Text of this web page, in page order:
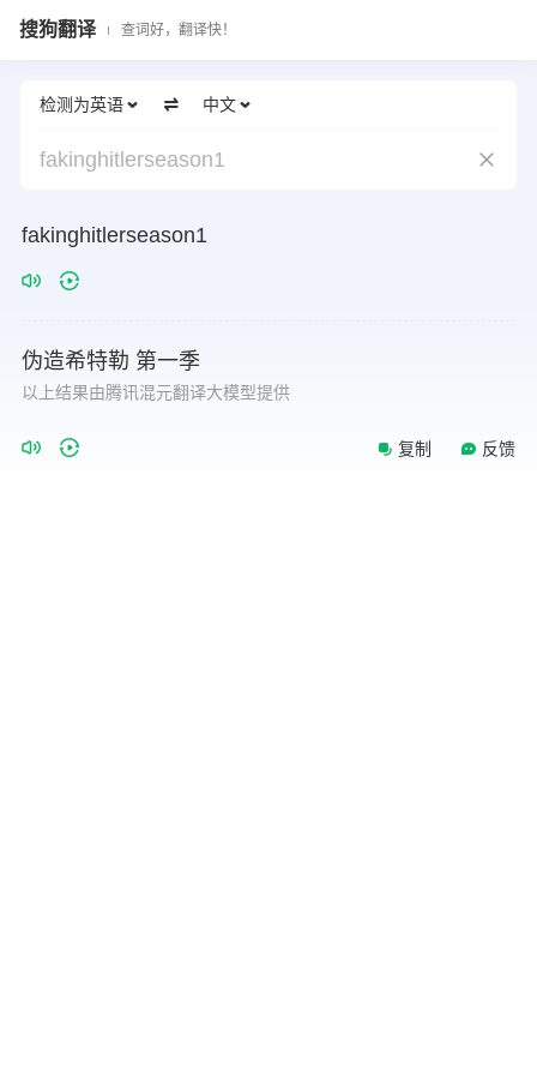
搜狗翻译 查词好，翻译快！
检测为英语 中文
fakinghitlerseason1
fakinghitlerseason1
伪造希特勒 第一季
以上结果由腾讯混元翻译大模型提供
复制 反馈